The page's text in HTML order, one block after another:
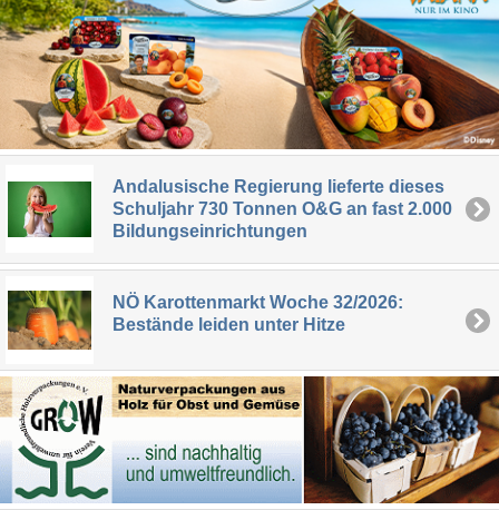
Andalusische Regierung lieferte dieses
Schuljahr 730 Tonnen O&G an fast 2.000
Bildungseinrichtungen
NÖ Karottenmarkt Woche 32/2026:
Bestände leiden unter Hitze